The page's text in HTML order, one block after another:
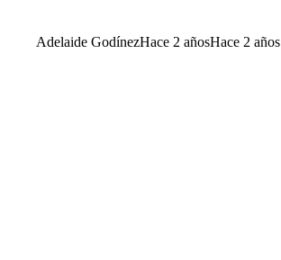
Adelaide GodínezHace 2 añosHace 2 años